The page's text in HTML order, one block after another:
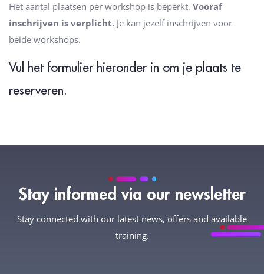
Het aantal plaatsen per workshop is beperkt. Vooraf
inschrijven is verplicht. Je kan jezelf inschrijven voor
beide workshops.
Vul het formulier hieronder in om je plaats te
reserveren.
Stay informed via our newsletter
Stay connected with our latest news, offers and available
training.